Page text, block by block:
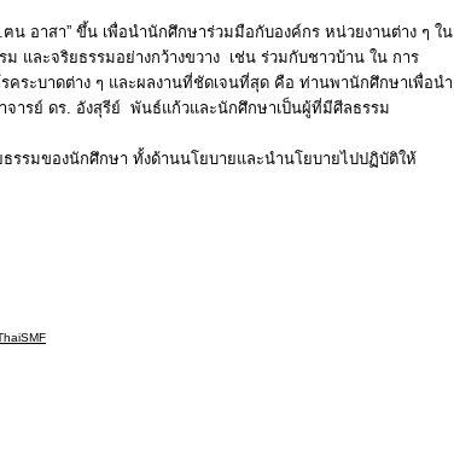
อาสา” ขึ้น เพื่อนำนักศึกษาร่วมมือกับองค์กร หน่วยงานต่าง ๆ ใน
และจริยธรรมอย่างกว้างขวาง เช่น ร่วมกับชาวบ้าน ใน การ
คระบาดต่าง ๆ และผลงานที่ชัดเจนที่สุด คือ ท่านพานักศึกษาเพื่อนำ
จารย์ ดร. อังสุรีย์ พันธ์แก้วและนักศึกษาเป็นผู้ที่มีศีลธรรม
รรมของนักศึกษา ทั้งด้านนโยบายและนำนโยบายไปปฏิบัติให้